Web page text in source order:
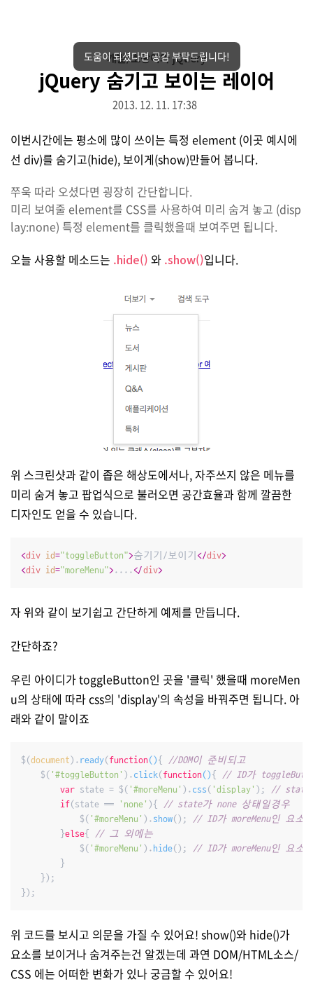
개발/호랑이와 jQuery
jQuery 숨기고 보이는 레이어
2013. 12. 11. 17:38
이번시간에는 평소에 많이 쓰이는 특정 element (이곳 예시에
선 div)를 숨기고(hide), 보이게(show)만들어 봅니다.
쭈욱 따라 오셨다면 굉장히 간단합니다.
미리 보여줄 element를 CSS를 사용하여 미리 숨겨 놓고 (disp
lay:none) 특정 element를 클릭했을때 보여주면 됩니다.
오늘 사용할 메소드는 .hide() 와 .show()입니다.
위 스크린샷과 같이 좁은 해상도에서나, 자주쓰지 않은 메뉴를
미리 숨겨 놓고 팝업식으로 불러오면 공간효율과 함께 깔끔한
디자인도 얻을 수 있습니다.
<div id="toggleButton">숨기기/보이기 </div>
<div id="moreMenu"> .... </div>
자 위와 같이 보기쉽고 간단하게 예제를 만듭니다.
간단하죠?
우린 아이디가 toggleButton인 곳을 '클릭' 했을때 moreMen
u의 상태에 따라 css의 'display'의 속성을 바꿔주면 됩니다. 아
래와 같이 말이죠
$(document ). ready( function( ){
//DOM이 준비되고
	$(
'#toggleButton' ). click( function( ){
// ID가
var state = $( '#moreMenu' ). css ( 'display' );
// state
if(state == 'none' ){
// state가 none 상태일경우
			$(
'#moreMenu' ). show();
// ID가 moreMenu인 요소
		}
else{
// 그 외에는
			$(
'#moreMenu' ). hide();
위 코드를 보시고 의문을 가질 수 있어요! show()와 hide()가
요소를 보이거나 숨겨주는건 알겠는데 과연 DOM/HTML소스/
CSS 에는 어떠한 변화가 있나 궁금할 수 있어요!
도움이 되셨다면 공감 부탁드립니다!